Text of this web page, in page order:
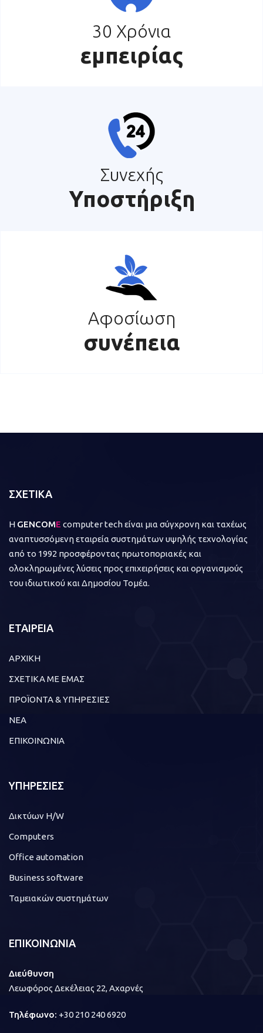
30 Χρόνια
εμπειρίας
Συνεχής
Υποστήριξη
Αφοσίωση
συνέπεια
ΣΧΕΤΙΚΑ
Η GENCOME computer tech είναι μια σύγχρονη και ταχέως
αναπτυσσόμενη εταιρεία συστημάτων υψηλής τεχνολογίας
από το 1992 προσφέροντας πρωτοποριακές και
ολοκληρωμένες λύσεις προς επιχειρήσεις και οργανισμούς
του ιδιωτικού και Δημοσίου Τομέα.
ΕΤΑΙΡΕΙΑ
ΑΡΧΙΚΗ
ΣΧΕΤΙΚΑ ΜΕ ΕΜΑΣ
ΠΡΟΪΟΝΤΑ & ΥΠΗΡΕΣΙΕΣ
ΝΕΑ
ΕΠΙΚΟΙΝΩΝΙΑ
ΥΠΗΡΕΣΙΕΣ
Δικτύων H/W
Computers
Office automation
Business software
Ταμειακών συστημάτων
ΕΠΙΚΟΙΝΩΝΙΑ
Διεύθυνση
Λεωφόρος Δεκέλειας 22, Αχαρνές
Τηλέφωνο: +30 210 240 6920